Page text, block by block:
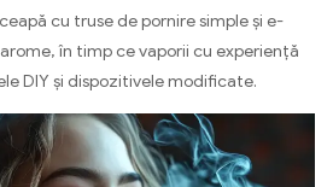
cu truse de pornire simple și e-
în timp ce vaporii cu experiență
DIY și dispozitivele modificate.